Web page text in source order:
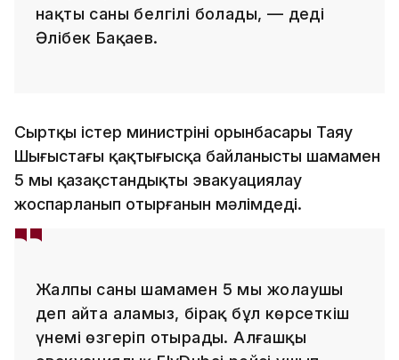
нақты саны белгілі болады, — деді
Әлібек Бақаев.
Сыртқы істер министрінің орынбасары Таяу
Шығыстағы қақтығысқа байланысты шамамен
5 мың қазақстандықты эвакуациялау
жоспарланып отырғанын мәлімдеді.
Жалпы саны шамамен 5 мың жолаушы
деп айта аламыз, бірақ бұл көрсеткіш
үнемі өзгеріп отырады. Алғашқы